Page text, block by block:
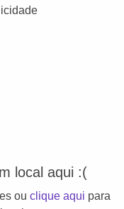
local aqui :(
ou clique aqui para